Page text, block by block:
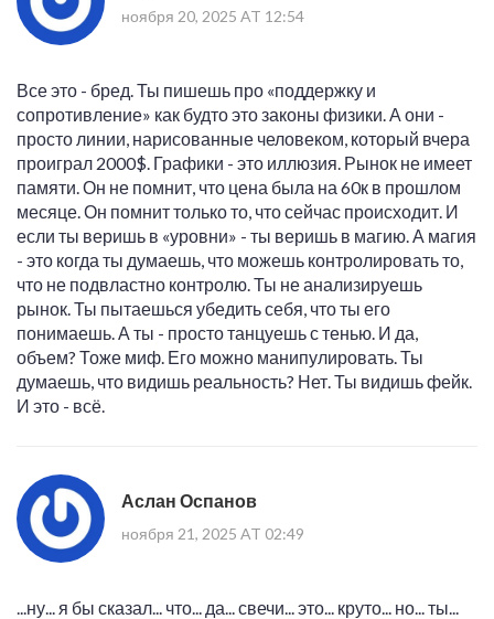
ноября 20, 2025 AT 12:54
Все это - бред. Ты пишешь про «поддержку и
сопротивление» как будто это законы физики. А они -
просто линии, нарисованные человеком, который вчера
проиграл 2000$. Графики - это иллюзия. Рынок не имеет
памяти. Он не помнит, что цена была на 60к в прошлом
месяце. Он помнит только то, что сейчас происходит. И
если ты веришь в «уровни» - ты веришь в магию. А магия
- это когда ты думаешь, что можешь контролировать то,
что не подвластно контролю. Ты не анализируешь
рынок. Ты пытаешься убедить себя, что ты его
понимаешь. А ты - просто танцуешь с тенью. И да,
объем? Тоже миф. Его можно манипулировать. Ты
думаешь, что видишь реальность? Нет. Ты видишь фейк.
И это - всё.
Аслан Оспанов
ноября 21, 2025 AT 02:49
...ну... я бы сказал... что... да... свечи... это... круто... но... ты...